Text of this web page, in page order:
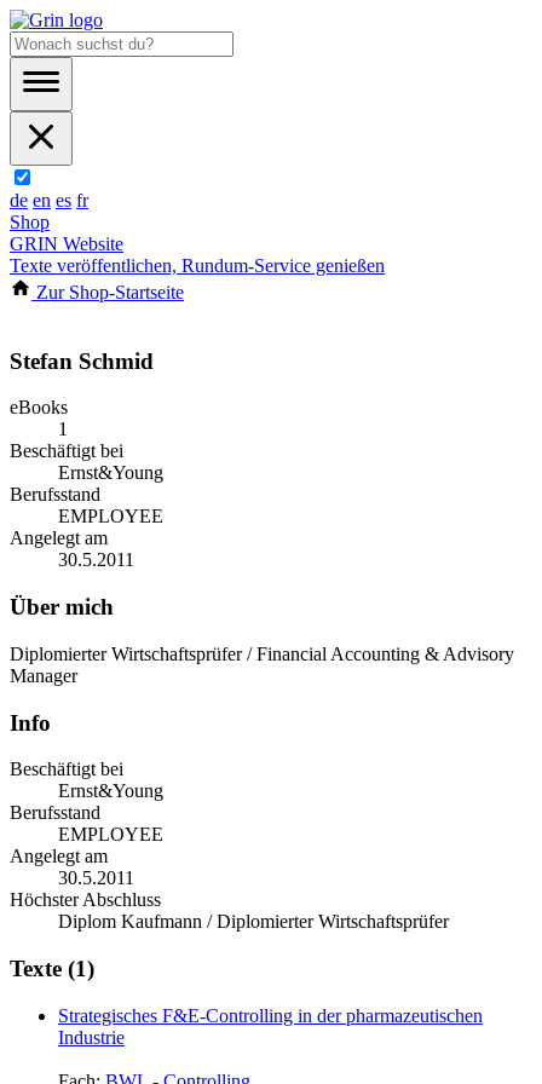
de en es fr
Shop
GRIN Website
Texte veröffentlichen, Rundum-Service genießen
Zur Shop-Startseite
Stefan Schmid
eBooks
1
Beschäftigt bei
Ernst&Young
Berufsstand
EMPLOYEE
Angelegt am
30.5.2011
Über mich
Diplomierter Wirtschaftsprüfer / Financial Accounting & Advisory
Manager
Info
Beschäftigt bei
Ernst&Young
Berufsstand
EMPLOYEE
Angelegt am
30.5.2011
Höchster Abschluss
Diplom Kaufmann / Diplomierter Wirtschaftsprüfer
Texte (1)
Strategisches F&E-Controlling in der pharmazeutischen
Industrie